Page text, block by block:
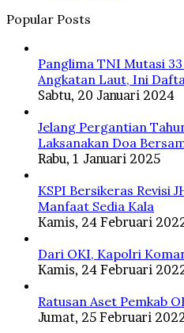
Popular Posts
Panglima TNI Mutasi
Angkatan Laut, Ini
Sabtu, 20 Januari 2024
Jelang Pergantian
Laksanakan Doa
Rabu, 1 Januari 2025
KSPI Bersikeras Revisi
Manfaat Sedia Kala
Kamis, 24 Februari
Dari OKI, Kapolri
Kamis, 24 Februari
Ratusan Aset Pemkab
Jumat, 25 Februari